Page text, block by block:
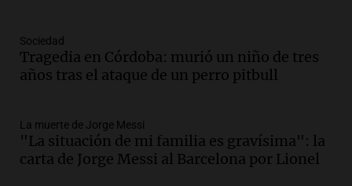
Audio.
argentino regresa al país tras conflicto
con Brasil
Audio.Bomberos asisten a senderista
con fractura de tobillo en refugio Doña
Rosa
Sociedad
Tragedia en Córdoba: murió un niño de tres
años tras el ataque de un perro pitbull
La muerte de Jorge Messi
"La situación de mi familia es gravísima": la
carta de Jorge Messi al Barcelona por Lionel